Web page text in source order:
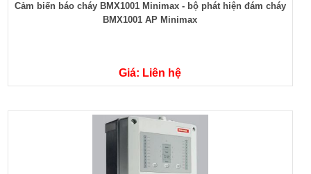
Cảm biến báo cháy BMX1001 Minimax - bộ phát hiện đám cháy
BMX1001 AP Minimax
Giá: Liên hệ